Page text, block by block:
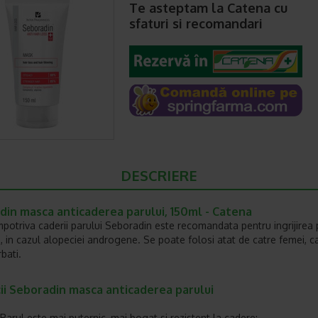
Te asteptam la Catena cu
sfaturi si recomandari
DESCRIERE
masca anticaderea parului, 150ml - Catena
caderii parului Seboradin este recomandata pentru ingrijirea
in cazul alopeciei androgene. Se poate folosi atat de catre femei,
Seboradin masca anticaderea parului